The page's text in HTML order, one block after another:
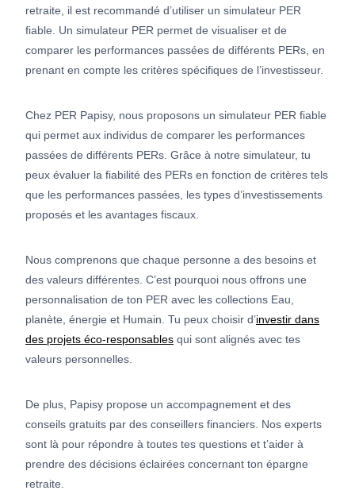
retraite, il est recommandé d’utiliser un simulateur PER
fiable. Un simulateur PER permet de visualiser et de
comparer les performances passées de différents PERs, en
prenant en compte les critères spécifiques de l’investisseur.
Chez PER Papisy, nous proposons un simulateur PER fiable
qui permet aux individus de comparer les performances
passées de différents PERs. Grâce à notre simulateur, tu
peux évaluer la fiabilité des PERs en fonction de critères tels
que les performances passées, les types d’investissements
proposés et les avantages fiscaux.
Nous comprenons que chaque personne a des besoins et
des valeurs différentes. C’est pourquoi nous offrons une
personnalisation de ton PER avec les collections Eau,
planète, énergie et Humain. Tu peux choisir d’investir dans
des projets éco-responsables qui sont alignés avec tes
valeurs personnelles.
De plus, Papisy propose un accompagnement et des
conseils gratuits par des conseillers financiers. Nos experts
sont là pour répondre à toutes tes questions et t’aider à
prendre des décisions éclairées concernant ton épargne
retraite.